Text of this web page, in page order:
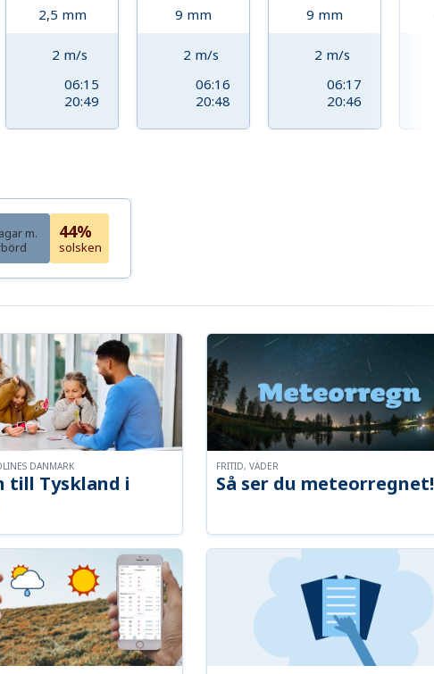
2,5 mm
2 m/s
06:15
20:49
9 mm
2 m/s
06:16
20:48
9 mm
2 m/s
06:17
20:46
m.
44%
solsken
till Tyskland i
DANMARK
Så ser du meteorregnet!
FRITID, VÄDER